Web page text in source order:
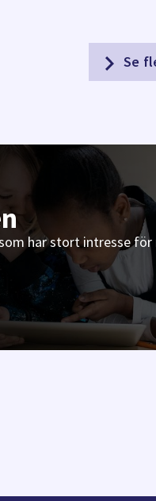
Se
har stort intresse